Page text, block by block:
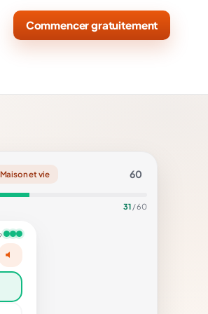
Commencer gratuitement
Maison et vie 60
31/ 60